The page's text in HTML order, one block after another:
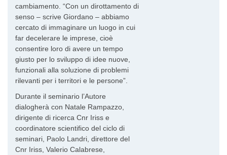
cambiamento. “Con un dirottamento di
senso – scrive Giordano – abbiamo
cercato di immaginare un luogo in cui
far decelerare le imprese, cioè
consentire loro di avere un tempo
giusto per lo sviluppo di idee nuove,
funzionali alla soluzione di problemi
rilevanti per i territori e le persone”.
Durante il seminario l’Autore
dialogherà con Natale Rampazzo,
dirigente di ricerca Cnr Iriss e
coordinatore scientifico del ciclo di
seminari, Paolo Landri, direttore del
Cnr Iriss, Valerio Calabrese,